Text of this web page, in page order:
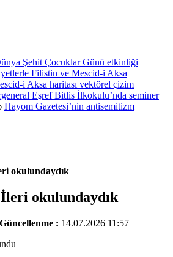
Şehit Çocuklar Günü etkinliği
Filistin ve Mescid-i Aksa
i Aksa haritası vektörel çizim
Eşref Bitlis İlkokulu’nda seminer
Hayom Gazetesi’nin antisemitizm
okulundaydık
okulundaydık
Güncellenme : 14.07.2026 11:57